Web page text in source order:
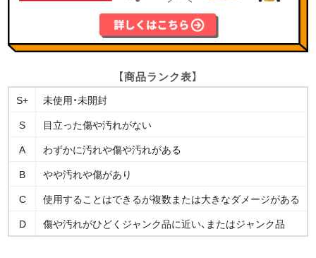
【商品ランク表】
S+
未使用・未開封
S
目立った傷や汚れがない
A
わずかに汚れや傷や汚れがある
B
やや汚れや傷があり
C
使用することはできるが複数または大きなダメージがある
D
傷や汚れがひどくジャンク品に近い、またはジャンク品